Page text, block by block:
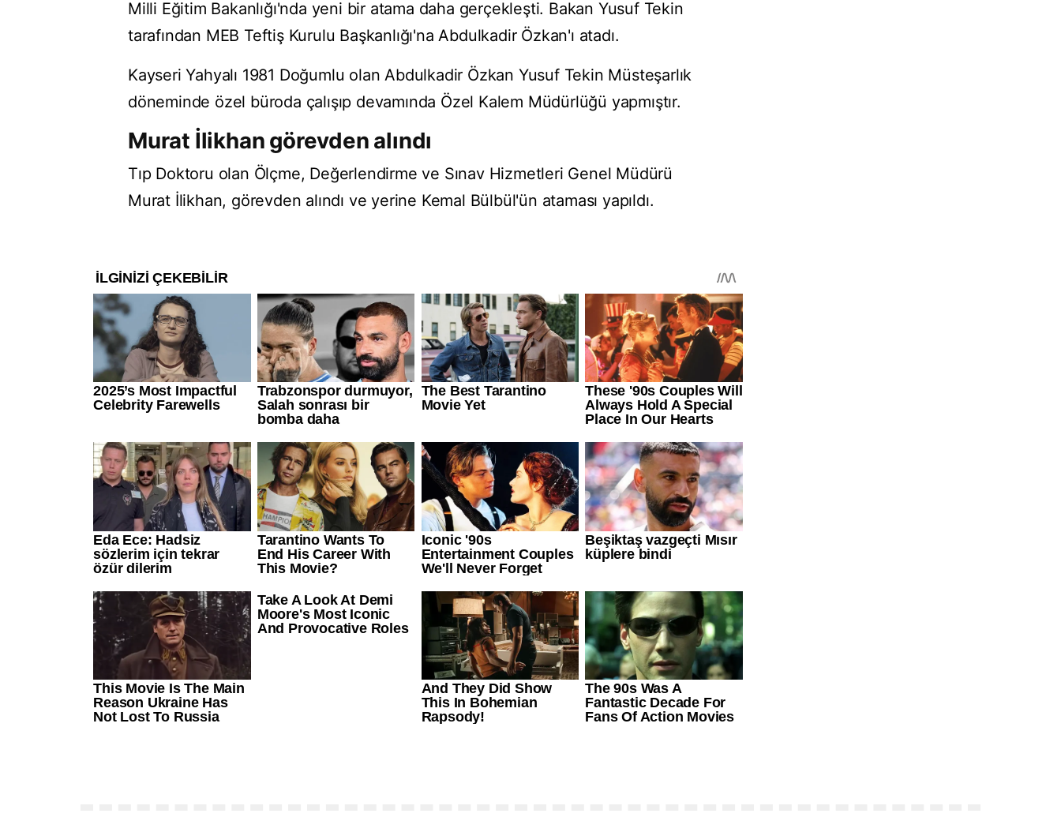
Milli Eğitim Bakanlığı'nda yeni bir atama daha gerçekleşti. Bakan Yusuf Tekin
tarafından MEB Teftiş Kurulu Başkanlığı'na Abdulkadir Özkan'ı atadı.
Kayseri Yahyalı 1981 Doğumlu olan Abdulkadir Özkan Yusuf Tekin Müsteşarlık
döneminde özel büroda çalışıp devamında Özel Kalem Müdürlüğü yapmıştır.
Murat İlikhan görevden alındı
Tıp Doktoru olan Ölçme, Değerlendirme ve Sınav Hizmetleri Genel Müdürü
Murat İlikhan, görevden alındı ve yerine Kemal Bülbül'ün ataması yapıldı.